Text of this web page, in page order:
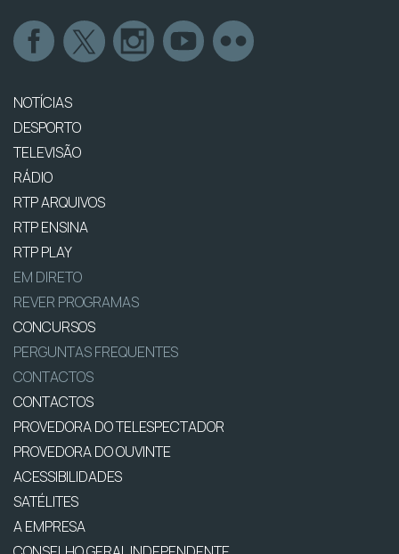
NOTÍCIAS
DESPORTO
TELEVISÃO
RÁDIO
RTP ARQUIVOS
RTP ENSINA
RTP PLAY
EM DIRETO
REVER PROGRAMAS
CONCURSOS
PERGUNTAS FREQUENTES
CONTACTOS
CONTACTOS
PROVEDORA DO TELESPECTADOR
PROVEDORA DO OUVINTE
ACESSIBILIDADES
SATÉLITES
A EMPRESA